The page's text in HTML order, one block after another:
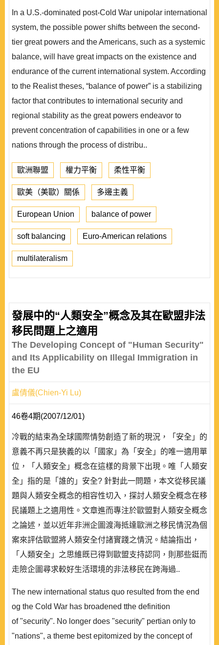
In a U.S.-dominated post-Cold War unipolar international
system, the possible power shifts between the second-
tier great powers and the Americans, such as a systemic
balance, will have great impacts on the existence and
endurance of the current international system. According
to the Realist theses, “balance of power” is a stabilizing
factor that contributes to international security and
regional stability as the great powers endeavor to
prevent concentration of capabilities in one or a few
nations through the process of distribu..
歐洲聯盟 權力平衡 柔性平衡
歐美（美歐）關係 多邊主義
European Union balance of power
soft balancing Euro-American relations
multilateralism
發展中的“人類安全”概念及其在歐盟非法
移民問題上之適用
The Developing Concept of "Human Security"
and Its Applicability on Illegal Immigration in
the EU
盧倩儀(Chien-Yi Lu)
46卷4期(2007/12/01)
冷戰的結束為全球國際情勢創造了新的現況，「安全」的
意義不再只是狹義的以「國家」為「安全」的唯一適用單
位，「人類安全」概念在這樣的背景下出現。唯「人類安
全」指的是「誰的」安全? 針對此一問題，本文從移民議
題與人類安全概念的相容性切入，探討人類安全概念在移
民議題上之適用性。文章進而專注於歐盟對人類安全概念
之論述，並以近年非洲企圖渡海抵達歐洲之移民情況為個
案來評估歐盟將人類安全付諸實踐之情況。結論指出，
「人類安全」之思維既已得到歐盟支持認同，則那些鋌而
走險企圖尋求較好生活環境的非法移民在跨海過..
The new international status quo resulted from the end
og the Cold War has broadened tthe definition
of "security". No longer does "security" pertian only to
"nations", a theme best epitomized by the concept of